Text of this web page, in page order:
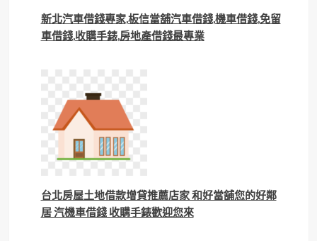
新北汽車借錢專家,板信當舖汽車借錢,機車借錢,免留
車借錢,收購手錶,房地產借錢最專業
台北房屋土地借款增貸推薦店家 和好當舖您的好鄰
居 汽機車借錢 收購手錶歡迎您來